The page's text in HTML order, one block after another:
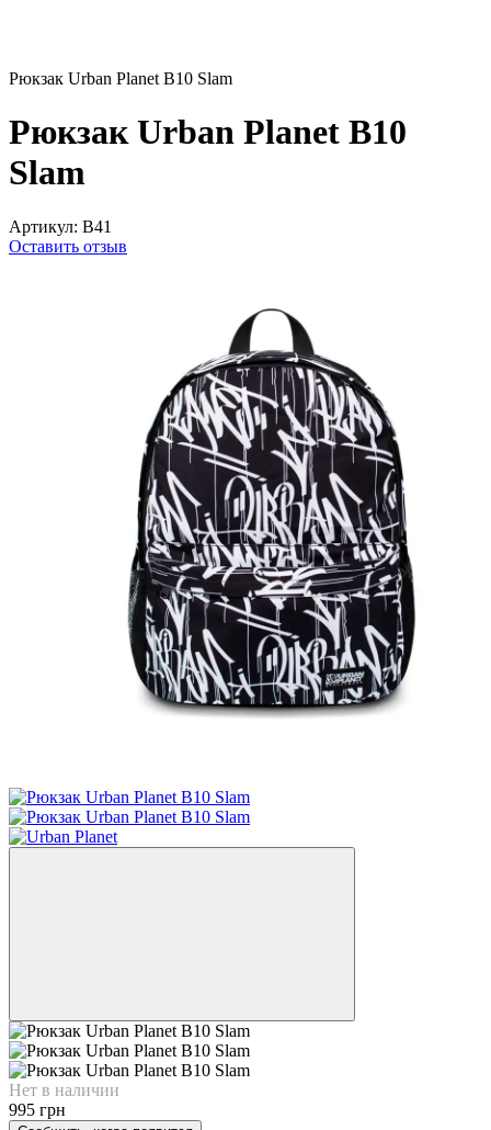
Рюкзак Urban Planet B10 Slam
Рюкзак Urban Planet B10
Slam
Артикул: B41
Оставить отзыв
Нет в наличии
995 грн